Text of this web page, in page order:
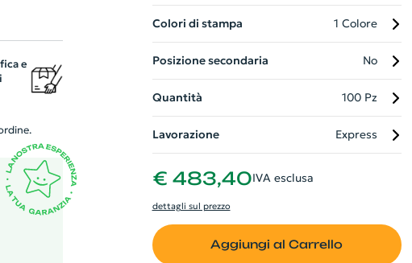
e
aggiunge
e
e
Colori di stampa 1 Colore
Posizione secondaria No
Quantità 100 Pz
Lavorazione Express
€ 483,40IVA esclusa
dettagli sul prezzo
Aggiungi al Carrello